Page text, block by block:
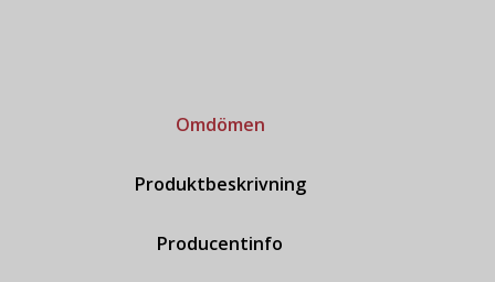
Omdömen
Produktbeskrivning
Producentinfo